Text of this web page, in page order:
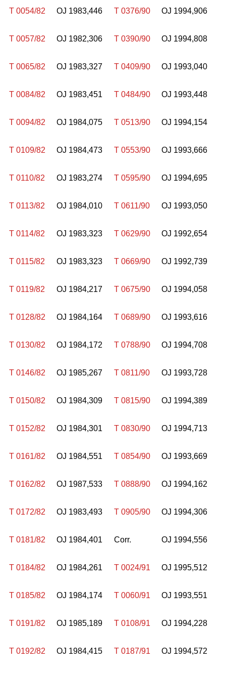
T 0054/82 OJ 1983,446 T 0376/90 OJ 1994,906
T 0057/82 OJ 1982,306 T 0390/90 OJ 1994,808
T 0065/82 OJ 1983,327 T 0409/90 OJ 1993,040
T 0084/82 OJ 1983,451 T 0484/90 OJ 1993,448
T 0094/82 OJ 1984,075 T 0513/90 OJ 1994,154
T 0109/82 OJ 1984,473 T 0553/90 OJ 1993,666
T 0110/82 OJ 1983,274 T 0595/90 OJ 1994,695
T 0113/82 OJ 1984,010 T 0611/90 OJ 1993,050
T 0114/82 OJ 1983,323 T 0629/90 OJ 1992,654
T 0115/82 OJ 1983,323 T 0669/90 OJ 1992,739
T 0119/82 OJ 1984,217 T 0675/90 OJ 1994,058
T 0128/82 OJ 1984,164 T 0689/90 OJ 1993,616
T 0130/82 OJ 1984,172 T 0788/90 OJ 1994,708
T 0146/82 OJ 1985,267 T 0811/90 OJ 1993,728
T 0150/82 OJ 1984,309 T 0815/90 OJ 1994,389
T 0152/82 OJ 1984,301 T 0830/90 OJ 1994,713
T 0161/82 OJ 1984,551 T 0854/90 OJ 1993,669
T 0162/82 OJ 1987,533 T 0888/90 OJ 1994,162
T 0172/82 OJ 1983,493 T 0905/90 OJ 1994,306
T 0181/82 OJ 1984,401 Corr. OJ 1994,556
T 0184/82 OJ 1984,261 T 0024/91 OJ 1995,512
T 0185/82 OJ 1984,174 T 0060/91 OJ 1993,551
T 0191/82 OJ 1985,189 T 0108/91 OJ 1994,228
T 0192/82 OJ 1984,415 T 0187/91 OJ 1994,572